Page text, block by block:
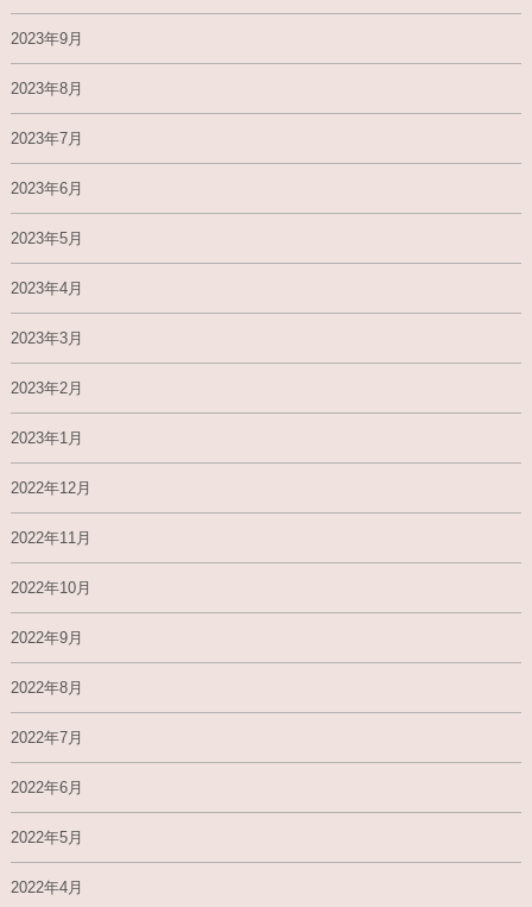
2023年9月
2023年8月
2023年7月
2023年6月
2023年5月
2023年4月
2023年3月
2023年2月
2023年1月
2022年12月
2022年11月
2022年10月
2022年9月
2022年8月
2022年7月
2022年6月
2022年5月
2022年4月